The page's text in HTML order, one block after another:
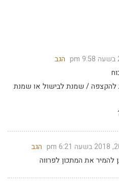
הגב
להקצפה / שמנת לבישול או שמנת
הגב
להמיר את המתכון לפרווה